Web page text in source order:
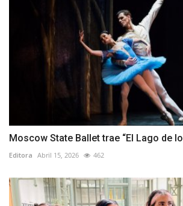
Moscow State Ballet trae “El Lago de
Editora Abril 15, 2026 462